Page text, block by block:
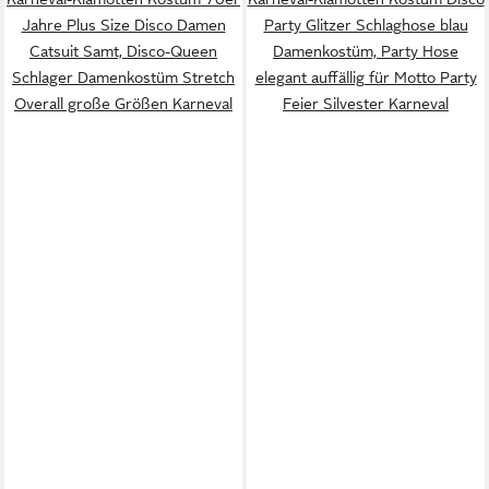
Jahre Plus Size Disco Damen
Catsuit Samt, Disco-Queen
Schlager Damenkostüm Stretch
Overall große Größen Karneval
Party Glitzer Schlaghose blau
Damenkostüm, Party Hose
elegant auffällig für Motto Party
Feier Silvester Karneval